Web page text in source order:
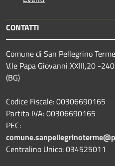
CONTATTI
Comune di San Pellegrino Terme
V.le Papa Giovanni XXIII,20 -
(BG)
Codice Fiscale: 00306690165
Partita IVA: 00306690165
PEC:
Centralino Unico: 034525011